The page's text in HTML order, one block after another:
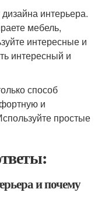
интерьера.
мебель,
интересные и
интересный и
способ
и
простые
и почему